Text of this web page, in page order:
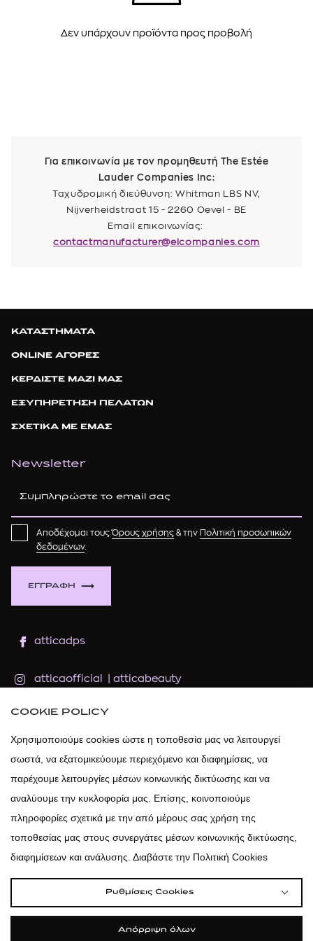
Δεν υπάρχουν προϊόντα προς προβολή
Για επικοινωνία με τον προμηθευτή The Estée
Lauder Companies Inc:
Ταχυδρομική διεύθυνση: Whitman LBS NV,
Nijverheidstraat 15 - 2260 Oevel - BE
Email επικοινωνίας:
contactmanufacturer@elcompanies.com
ΚΑΤΑΣΤΗΜΑΤΑ
ONLINE ΑΓΟΡΕΣ
ΚΕΡΔΙΣΤΕ ΜΑΖΙ ΜΑΣ
ΕΞΥΠΗΡΕΤΗΣΗ ΠΕΛΑΤΩΝ
ΣΧΕΤΙΚΑ ΜΕ ΕΜΑΣ
Newsletter
ΕΓΓΡΑΦΗ
Αποδέχομαι τουςΌρους χρήσης & την Πολιτική προσωπικών
δεδομένων.
atticadps
atticaofficial atticabeauty
atticadps
atticadps
COOKIE POLICY
Χρησιμοποιούμε cookies ώστε η τοποθεσία μας να λειτουργεί
σωστά, να εξατομικεύουμε περιεχόμενο και διαφημίσεις, να
παρέχουμε λειτουργίες μέσων κοινωνικής δικτύωσης και να
αναλύουμε την κυκλοφορία μας. Επίσης, κοινοποιούμε
πληροφορίες σχετικά με την από μέρους σας χρήση της
τοποθεσίας μας στους συνεργάτες μέσων κοινωνικής δικτύωσης,
διαφημίσεων και ανάλυσης. Διαβάστε την Πολιτική Cookies
Ρυθμίσεις Cookies
Απόρριψη όλων